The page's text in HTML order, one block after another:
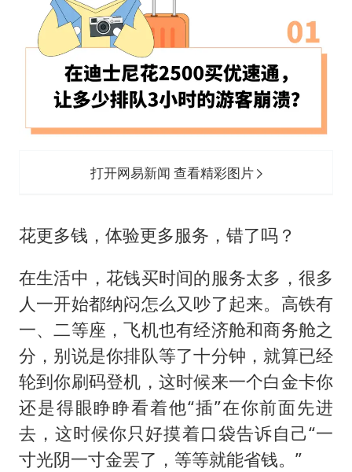
打开网易新闻 查看精彩图片
花更多钱，体验更多服务，错了吗？
在生活中，花钱买时间的服务太多，很多
人一开始都纳闷怎么又吵了起来。高铁有
一、二等座，飞机也有经济舱和商务舱之
分，别说是你排队等了十分钟，就算已经
轮到你刷码登机，这时候来一个白金卡你
还是得眼睁睁看着他“插”在你前面先进
去，这时候你只好摸着口袋告诉自己“一
寸光阴一寸金罢了，等等就能省钱。”